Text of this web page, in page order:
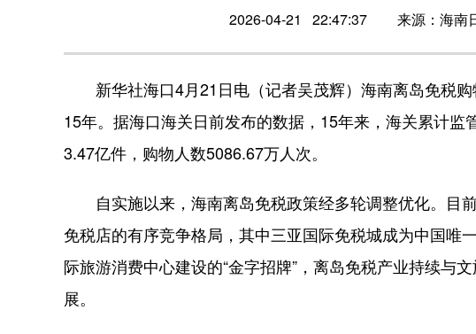
2026-04-21 22:47:37 来源：海南
新华社海口4月21日电（记者吴茂辉）海南离岛免税购
15年。据海口海关日前发布的数据，15年来，海关累计
3.47亿件，购物人数5086.67万人次。
自实施以来，海南离岛免税政策经多轮调整优化。目
免税店的有序竞争格局，其中三亚国际免税城成为中国唯
际旅游消费中心建设的“金字招牌”，离岛免税产业持续与
展。